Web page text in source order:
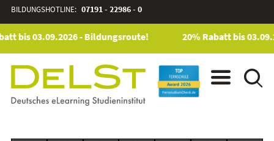
BILDUNGSHOTLINE: 07191 - 22986 - 0
bis 03.09.2026 - Bildungsroute! 20% Rabatt bis